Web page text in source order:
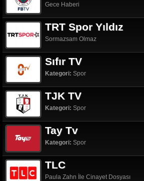
Gece Haberi
TRT Spor Yıldız
Sormazsam Olmaz
Sıfır TV
Kategori: Spor
TJK TV
Kategori: Spor
Tay Tv
Kategori: Spor
TLC
Paula Zahn İle Cinayet Dosyası